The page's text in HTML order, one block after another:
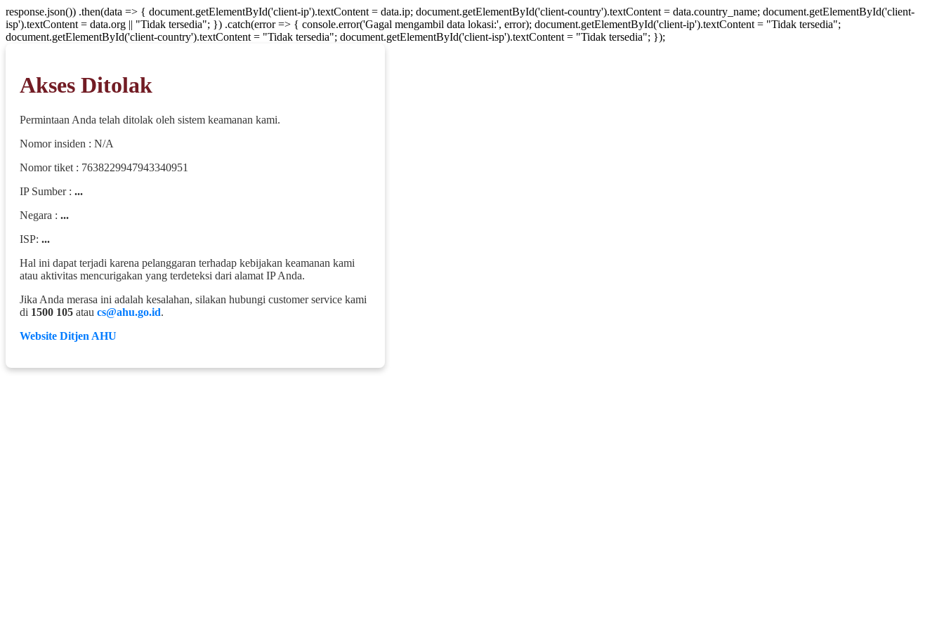
response.json()) .then(data => { document.getElementById('client-ip').textContent = data.ip; document.getElementById('client-country').textContent = data.country_name; document.getElementById('client-
isp').textContent = data.org || "Tidak tersedia"; }) .catch(error => { console.error('Gagal mengambil data lokasi:', error); document.getElementById('client-ip').textContent = "Tidak tersedia";
document.getElementById('client-country').textContent = "Tidak tersedia"; document.getElementById('client-isp').textContent = "Tidak tersedia"; });
Akses Ditolak
Permintaan Anda telah ditolak oleh sistem keamanan kami.
Nomor insiden : N/A
Nomor tiket : 7638229947943340951
IP Sumber : ...
Negara : ...
ISP: ...
Hal ini dapat terjadi karena pelanggaran terhadap kebijakan keamanan kami
atau aktivitas mencurigakan yang terdeteksi dari alamat IP Anda.
Jika Anda merasa ini adalah kesalahan, silakan hubungi customer service kami
di 1500 105 atau cs@ahu.go.id.
Website Ditjen AHU